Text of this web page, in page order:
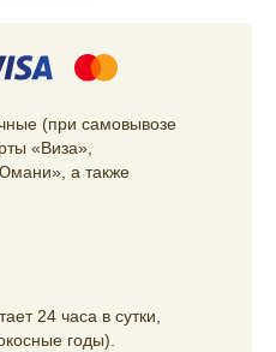
(при самовывозе
«Виза»,
а также
24 часа в сутки,
годы).